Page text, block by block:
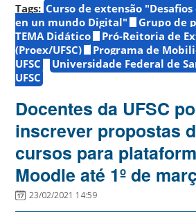
Tags: Curso de extensão
en un mundo Digital"
Grupo de
TEMA Didático
Pró-Reitoria de
(Proex/UFSC)
Programa de
UFSC
Universidade Federal de
UFSC
Docentes da UFSC
inscrever propostas
cursos para
Moodle até 1º de
23/02/2021 14:59